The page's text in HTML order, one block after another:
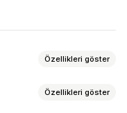
Özellikleri göster
Özellikleri göster